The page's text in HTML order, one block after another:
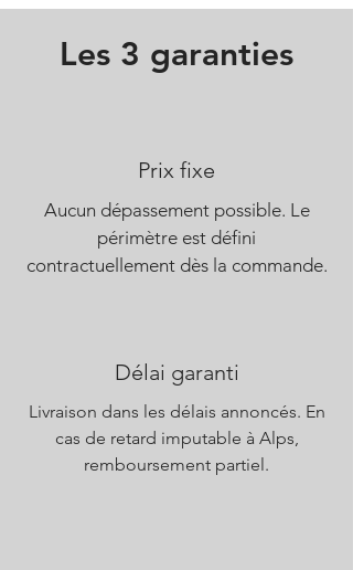
Les 3 garanties
Prix fixe
Aucun dépassement possible. Le
périmètre est défini
contractuellement dès la commande.
Délai garanti
Livraison dans les délais annoncés. En
cas de retard imputable à Alps,
remboursement partiel.